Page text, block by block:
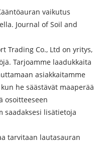
vaikutus
Journal of Soil and
Trading Co., Ltd on yritys,
Tarjoamme laadukkaita
asiakkaitamme
he säästävät maaperää
osoitteeseen
saadaksesi lisätietoja
tarvitaan lautasauran